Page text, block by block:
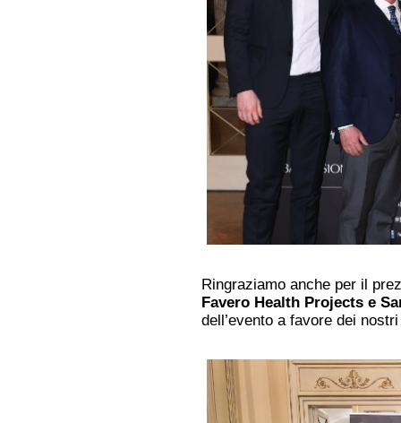
Ringraziamo anche per il
Favero Health Projects e
dell’evento a favore dei